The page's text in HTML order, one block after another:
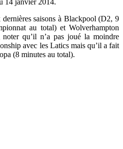
14 janvier 2014.
saisons à Blackpool (D2, 9
au total) et Wolverhampton
qu’il n’a pas joué la moindre
avec les Latics mais qu’il a fait
(8 minutes au total).